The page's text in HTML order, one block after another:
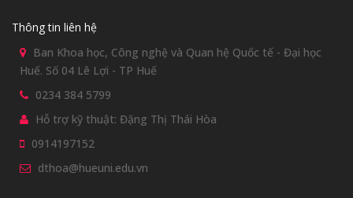
Thông tin liên hệ
Ban Khoa học, Công nghệ và Quan hệ Quốc tế - Đại học
Huế. Số 04 Lê Lợi - TP Huế
0234 384 5799
Hỗ trợ kỹ thuật: Đặng Thị Thái Hòa
0914197152
dthoa@hueuni.edu.vn